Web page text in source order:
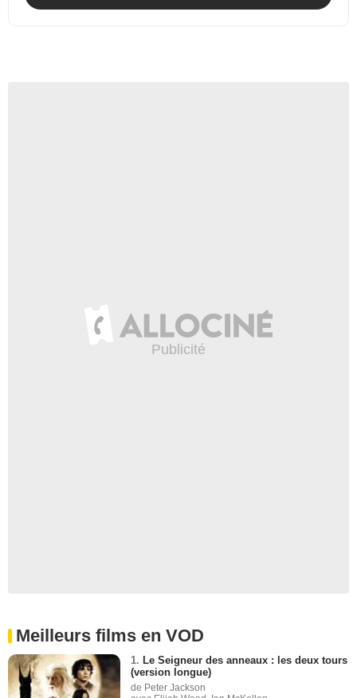
Meilleurs films en VOD
1. Le Seigneur des anneaux : les deux tours
(version longue)
de Peter Jackson